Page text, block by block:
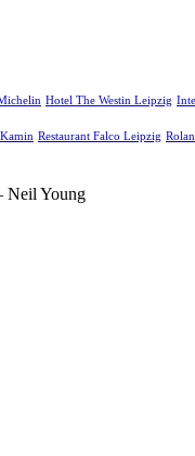
Hotel The Westin Leipzig
Kamin Restaurant Falco Leipzig
Neil Young